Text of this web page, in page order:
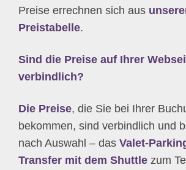
Preise errechnen sich aus
Preistabelle.
Sind die Preise auf Ihrer
verbindlich?
Die Preise, die Sie bei Ihrer
bekommen, sind verbindlich und
nach Auswahl – das Valet-
Transfer mit dem Shuttle zum